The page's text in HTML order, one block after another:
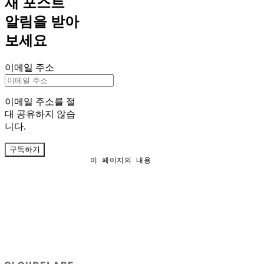
이 페이지의 내용
알림을 받아
보세요
이메일 주소
이메일 주소를 절
대 공유하지 않습
니다.
구독하기